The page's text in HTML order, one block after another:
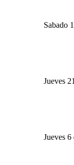
Sabado
Jueves
Jueves